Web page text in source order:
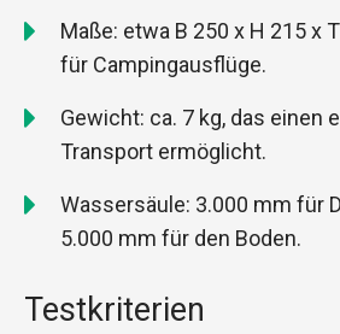
Maße: etwa B 250 x H 215 x
für Campingausflüge.
Gewicht: ca. 7 kg, das einen
Transport ermöglicht.
Wassersäule: 3.000 mm für
5.000 mm für den Boden.
Testkriterien